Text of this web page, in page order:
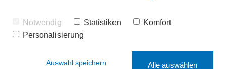
Heizung
News
Notwendig Statistiken
Komfort
Personalisierung
Auswahl speichern Alle auswählen